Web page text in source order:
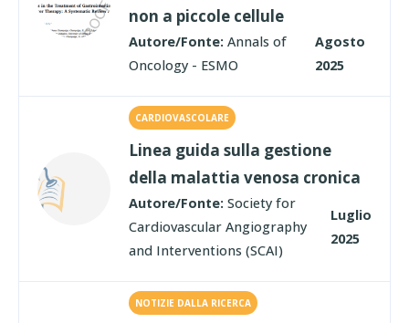
non a piccole cellule
Autore/Fonte: Annals of
Oncology - ESMO
Agosto
2025
CARDIOVASCOLARE
Linea guida sulla gestione
della malattia venosa cronica
Autore/Fonte: Society for
Cardiovascular Angiography
and Interventions (SCAI)
Luglio
2025
NOTIZIE DALLA RICERCA